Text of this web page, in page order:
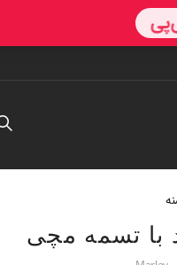
با تسمه مچی